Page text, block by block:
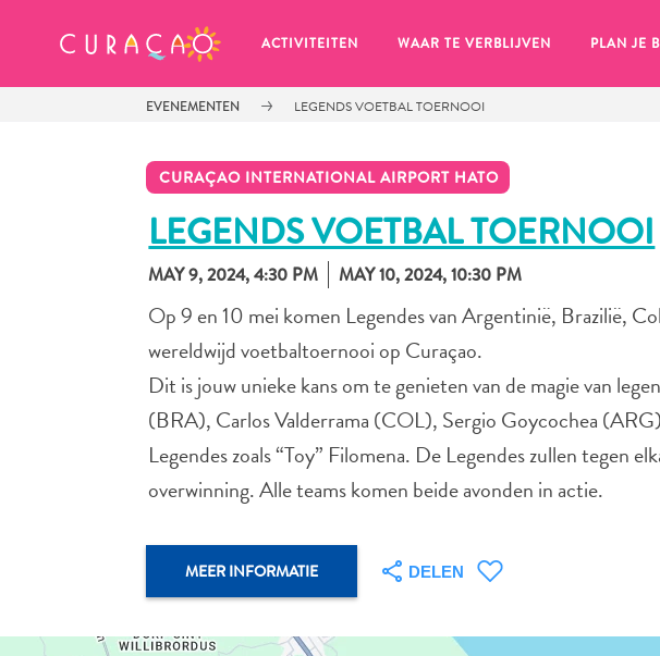
ACTIVITEITEN WAAR TE VERBLIJVEN PLAN JE
EVENEMENTEN LEGENDS VOETBAL TOERNOOI
CURAÇAO INTERNATIONAL AIRPORT HATO
LEGENDS VOETBAL TOERNOOI
MAY 9, 2024, 4:30 PM MAY 10, 2024, 10:30 PM
Op 9 en 10 mei komen Legendes van Argentinië, Brazilië,
wereldwijd voetbaltoernooi op Curaçao.
Dit is jouw unieke kans om te genieten van de magie van
(BRA), Carlos Valderrama (COL), Sergio Goycochea
Legendes zoals “Toy” Filomena. De Legendes zullen tegen
overwinning. Alle teams komen beide avonden in actie.
MEER INFORMATIE DELEN
MIJN FAVORIETEN
Zo te zien heb je nog geen
Wanneer je iets op wil slaan om later nog eens te bekijken, klik op het